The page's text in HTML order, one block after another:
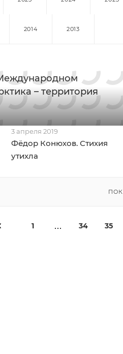
2014 2013
– территория
3 апреля 2019
Фёдор Конюхов. Стихия
утихла
1 34 35